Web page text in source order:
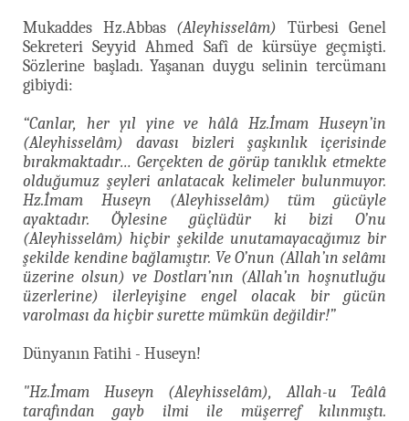
Mukaddes Hz.Abbas (Aleyhisselâm) Türbesi Genel
Sekreteri Seyyid Ahmed Safî de kürsüye geçmişti.
Sözlerine başladı. Yaşanan duygu selinin tercümanı
gibiydi:
“Canlar, her yıl yine ve hâlâ Hz.İmam Huseyn’in
(Aleyhisselâm) davası bizleri şaşkınlık içerisinde
bırakmaktadır… Gerçekten de görüp tanıklık etmekte
olduğumuz şeyleri anlatacak kelimeler bulunmuyor.
Hz.İmam Huseyn (Aleyhisselâm) tüm gücüyle
ayaktadır. Öylesine güçlüdür ki bizi O’nu
(Aleyhisselâm) hiçbir şekilde unutamayacağımız bir
şekilde kendine bağlamıştır. Ve O’nun (Allah’ın selâmı
üzerine olsun) ve Dostları’nın (Allah’ın hoşnutluğu
üzerlerine) ilerleyişine engel olacak bir gücün
varolması da hiçbir surette mümkün değildir!”
Dünyanın Fatihi - Huseyn!
"Hz.İmam Huseyn (Aleyhisselâm), Allah-u Teâlâ
tarafından gayb ilmi ile müşerref kılınmıştı.